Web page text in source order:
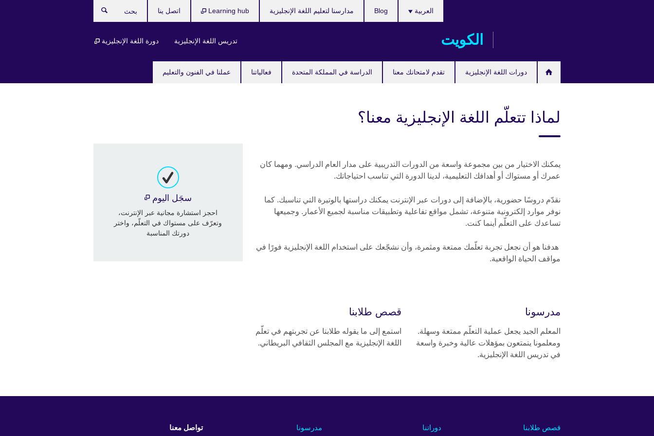
الكويت
دورات اللغة الإنجليزية تقدم لامتحانك معنا الدراسة في المملكة المتحدة فعالياتنا عملنا في الفنون والتعليم
العربية
تدريس اللغة الإنجليزية دورة اللغة الإنجليزية
Blog مدارسنا لتعليم اللغة الإنجليزية Learning hub اتصل ينا
لماذا تتعلّم اللغة الإنجليزية معنا؟
يمكنك الاختيار من بين مجموعة واسعة من الدورات التدريبية على مدار العام الدراسي. ومهما كان
عمرك أو مستواك أو أهدافك التعليمية، لدينا الدورة التي تناسب احتياجاتك.
نقدّم دروسًا حضورية، بالإضافة إلى دورات عبر الإنترنت يمكنك دراستها بالوتيرة التي تناسبك. كما
نوفر موارد إلكترونية متنوعة، تشمل مواقع تفاعلية وتطبيقات مناسبة لجميع الأعمار. وجميعها
تساعدك على التعلّم أينما كنت.
هدفنا هو أن نجعل تجربة تعلّمك ممتعة ومثمرة، وأن نشجّعك على استخدام اللغة الإنجليزية فورًا في
مواقف الحياة الواقعية.
مدرسونا
المعلم الجيد يجعل عملية التعلّم ممتعة وسهلة.
ومعلمونا يتمتعون بمؤهلات عالية وخبرة واسعة
في تدريس اللغة الإنجليزية.
قصص طلابنا
استمع إلى ما يقوله طلابنا عن تجربتهم في تعلّم
اللغة الإنجليزية مع المجلس الثقافي البريطاني.
سجَل اليوم
احجز استشارة مجانية عبر الإنترنت،
وتعرّف على مستواك في التعلّم، واختر
دورتك المناسبة
مدرسونا دوراتنا قصص طلابنا تواصل معنا